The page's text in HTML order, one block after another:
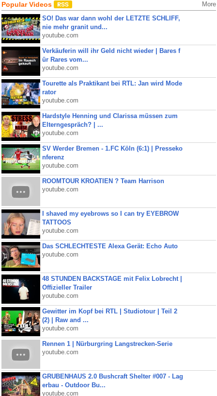
Popular Videos More
SO! Das war dann wohl der LETZTE SCHLIFF,
nie mehr granit und...
youtube.com
Verkäuferin will ihr Geld nicht wieder | Bares f
ür Rares vom...
youtube.com
Tourette als Praktikant bei RTL: Jan wird Mode
rator
youtube.com
Hardstyle Henning und Clarissa müssen zum
Elterngespräch? | ...
youtube.com
SV Werder Bremen - 1.FC Köln (6:1) | Presseko
nferenz
youtube.com
ROOMTOUR KROATIEN ? Team Harrison
youtube.com
I shaved my eyebrows so I can try EYEBROW
TATTOOS
youtube.com
Das SCHLECHTESTE Alexa Gerät: Echo Auto
youtube.com
48 STUNDEN BACKSTAGE mit Felix Lobrecht |
Offizieller Trailer
youtube.com
Gewitter im Kopf bei RTL | Studiotour | Teil 2
(2) | Raw and ...
youtube.com
Rennen 1 | Nürburgring Langstrecken-Serie
youtube.com
GRUBENHAUS 2.0 Bushcraft Shelter #007 - Lag
erbau - Outdoor Bu...
youtube.com